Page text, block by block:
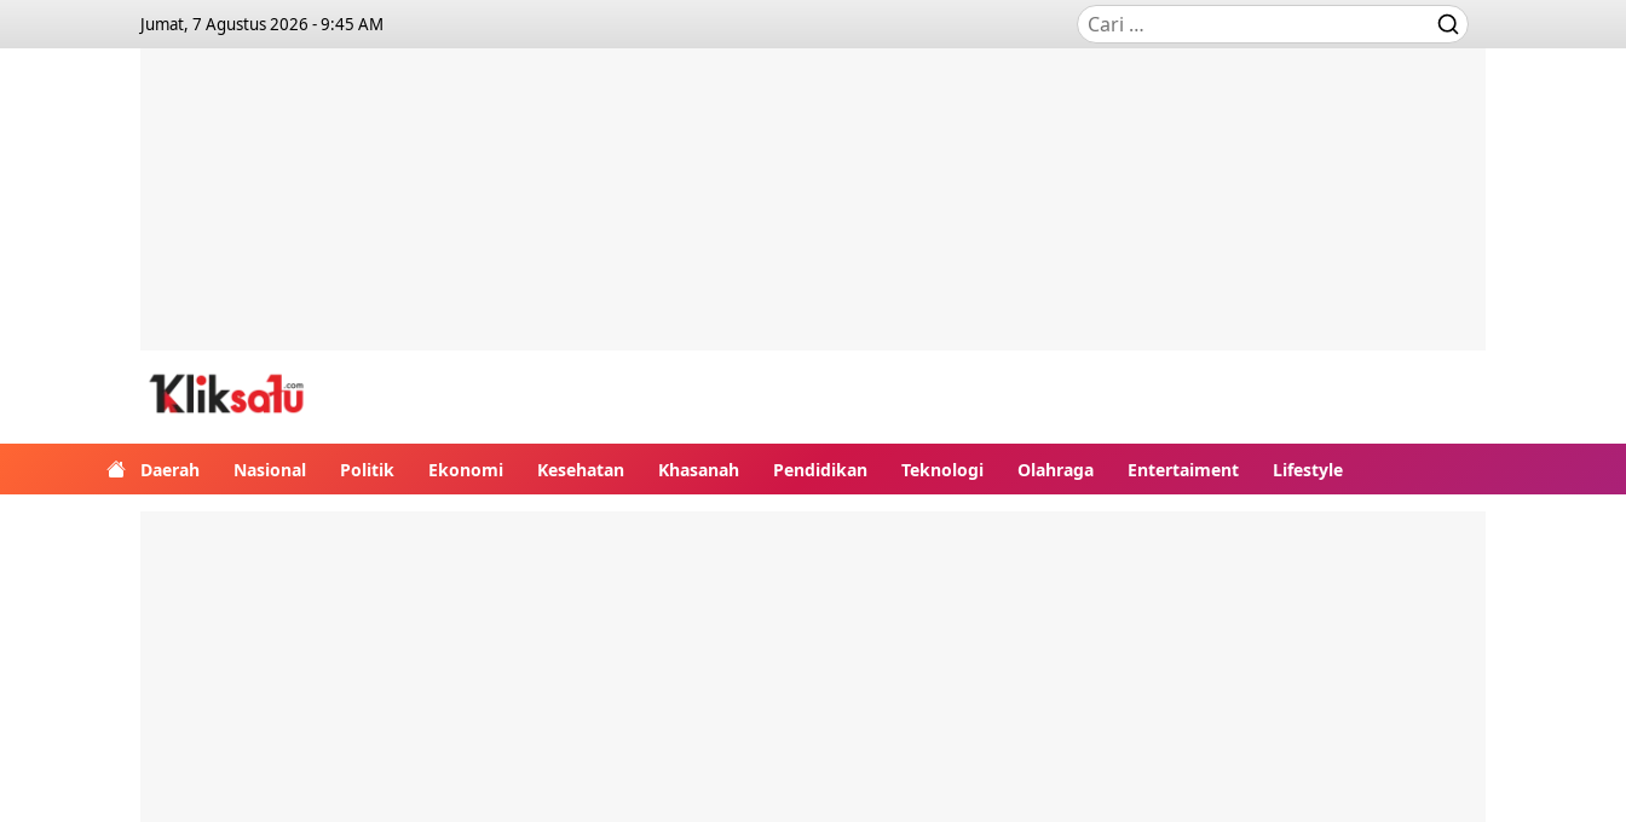
Jumat, 7 Agustus 2026 - 9:45 AM
Daerah Nasional Politik Ekonomi Kesehatan Khasanah Pendidikan Teknologi Olahraga Entertaiment Lifestyle